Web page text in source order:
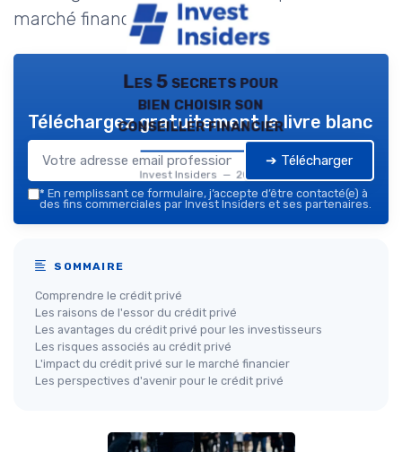
marché financier.
Les 5 secrets pour
bien choisir son
conseiller financier
Invest Insiders — 2026
Téléchargez gratuitement le livre blanc
➔ Télécharger
* En remplissant ce formulaire, j’accepte d’être contacté(e) à
des fins commerciales par Invest Insiders et ses partenaires.
SOMMAIRE
Comprendre le crédit privé
Les raisons de l'essor du crédit privé
Les avantages du crédit privé pour les investisseurs
Les risques associés au crédit privé
L'impact du crédit privé sur le marché financier
Les perspectives d'avenir pour le crédit privé